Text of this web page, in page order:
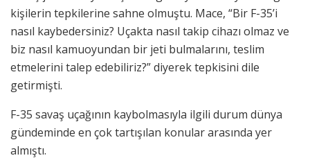
kişilerin tepkilerine sahne olmuştu. Mace, “Bir F-35’i
nasıl kaybedersiniz? Uçakta nasıl takip cihazı olmaz ve
biz nasıl kamuoyundan bir jeti bulmalarını, teslim
etmelerini talep edebiliriz?” diyerek tepkisini dile
getirmişti.
F-35 savaş uçağının kaybolmasıyla ilgili durum dünya
gündeminde en çok tartışılan konular arasında yer
almıştı.